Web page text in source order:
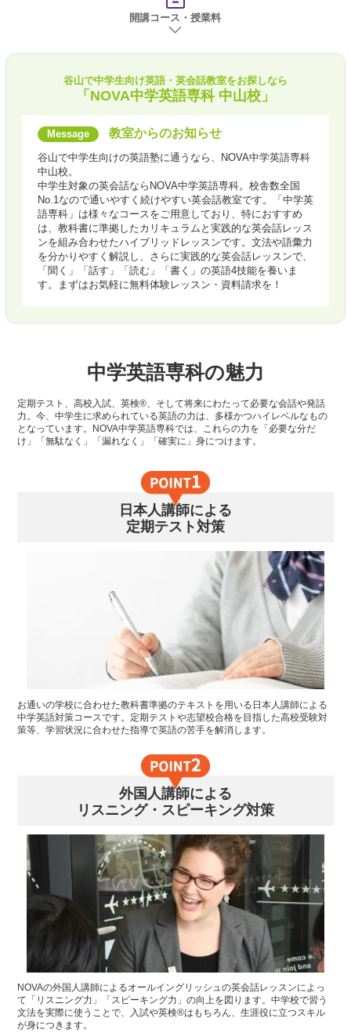
開講コース・授業料
谷山で中学生向け英語・英会話教室をお探しなら
「NOVA中学英語専科 中山校」
教室からのお知らせ
谷山で中学生向けの英語塾に通うなら、NOVA中学英語専科
中山校。
中学生対象の英会話ならNOVA中学英語専科。校舎数全国
No.1なので通いやすく続けやすい英会話教室です。「中学英
語専科」は様々なコースをご用意しており、特におすすめ
は、教科書に準拠したカリキュラムと実践的な英会話レッス
ンを組み合わせたハイブリッドレッスンです。文法や語彙力
を分かりやすく解説し、さらに実践的な英会話レッスンで、
「聞く」「話す」「読む」「書く」の英語4技能を養いま
す。まずはお気軽に無料体験レッスン・資料請求を！
中学英語専科の魅力
定期テスト、高校入試、英検®、そして将来にわたって必要な会話や発話
力。今、中学生に求められている英語の力は、多様かつハイレベルなもの
となっています。NOVA中学英語専科では、これらの力を「必要な分だ
け」「無駄なく」「漏れなく」「確実に」身につけます。
日本人講師による
定期テスト対策
お通いの学校に合わせた教科書準拠のテキストを用いる日本人講師による
中学英語対策コースです。定期テストや志望校合格を目指した高校受験対
策等、学習状況に合わせた指導で英語の苦手を解消します。
外国人講師による
リスニング・スピーキング対策
NOVAの外国人講師によるオールイングリッシュの英会話レッスンによっ
て「リスニング力」「スピーキング力」の向上を図ります。中学校で習う
文法を実際に使うことで、入試や英検®はもちろん、生涯役に立つスキル
が身につきます。